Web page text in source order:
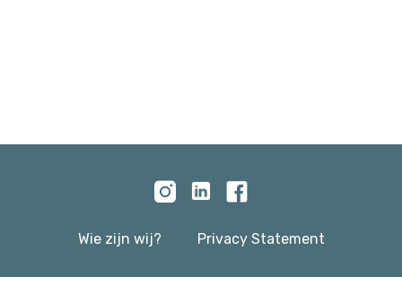
Wie zijn wij? Privacy Statement